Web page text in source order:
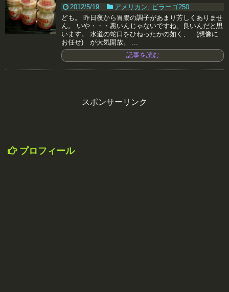
2012/5/19 アメリカン
ビラーゴ250
ども。 昨日夜から胃腸の調子があまり芳しくありませ
ん。 いや・・・悪いんじゃないですね、良いんだと思
います。 水道の蛇口をひねったかの如く、 (想像に
お任せ) が大気開放。 ...
記事を読む
スポンサーリンク
プロフィール